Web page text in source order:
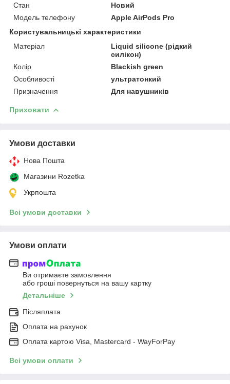
Стан
Новий
Модель телефону
Apple AirPods Pro
Користувальницькі характеристики
Матеріал
Liquid silicone (рідкий
силікон)
Колір
Blackish green
Особливості
ультратонкий
Призначення
Для навушників
Приховати
Умови доставки
Нова Пошта
Магазини Rozetka
Укрпошта
Всі умови доставки
Умови оплати
Ви отримаєте замовлення
або гроші повернуться на вашу картку
Детальніше
Післяплата
Оплата на рахунок
Оплата картою Visa, Mastercard - WayForPay
Всі умови оплати